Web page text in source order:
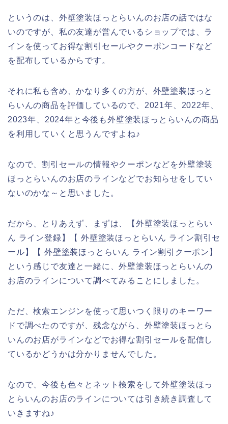
というのは、外壁塗装ほっとらいんのお店の話ではな
いのですが、私の友達が営んでいるショップでは、ラ
インを使ってお得な割引セールやクーポンコードなど
を配布しているからです。
それに私も含め、かなり多くの方が、外壁塗装ほっと
らいんの商品を評価しているので、2021年、2022年、
2023年、2024年と今後も外壁塗装ほっとらいんの商品
を利用していくと思うんですよね♪
なので、割引セールの情報やクーポンなどを外壁塗装
ほっとらいんのお店のラインなどでお知らせをしてい
ないのかな～と思いました。
だから、とりあえず、まずは、【外壁塗装ほっとらい
ん ライン登録】【 外壁塗装ほっとらいん ライン割引セ
ール】【 外壁塗装ほっとらいん ライン割引クーポン】
という感じで友達と一緒に、外壁塗装ほっとらいんの
お店のラインについて調べてみることにしました。
ただ、検索エンジンを使って思いつく限りのキーワー
ドで調べたのですが、残念ながら、外壁塗装ほっとら
いんのお店がラインなどでお得な割引セールを配信し
ているかどうかは分かりませんでした。
なので、今後も色々とネット検索をして外壁塗装ほっ
とらいんのお店のラインについては引き続き調査して
いきますね♪